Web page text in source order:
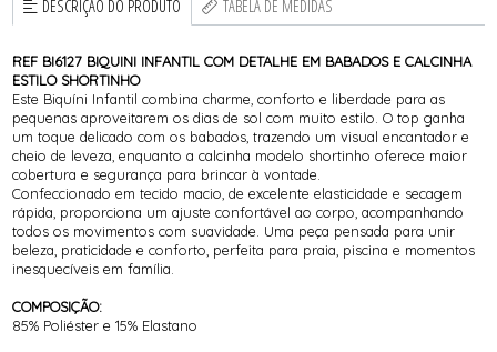
DESCRIÇÃO DO PRODUTO TABELA DE MEDIDAS
REF BI6127 BIQUINI INFANTIL COM DETALHE EM BABADOS E CALCINHA
ESTILO SHORTINHO
Este Biquíni Infantil combina charme, conforto e liberdade para as
pequenas aproveitarem os dias de sol com muito estilo. O top ganha
um toque delicado com os babados, trazendo um visual encantador e
cheio de leveza, enquanto a calcinha modelo shortinho oferece maior
cobertura e segurança para brincar à vontade.
Confeccionado em tecido macio, de excelente elasticidade e secagem
rápida, proporciona um ajuste confortável ao corpo, acompanhando
todos os movimentos com suavidade. Uma peça pensada para unir
beleza, praticidade e conforto, perfeita para praia, piscina e momentos
inesquecíveis em família.
COMPOSIÇÃO:
85% Poliéster e 15% Elastano